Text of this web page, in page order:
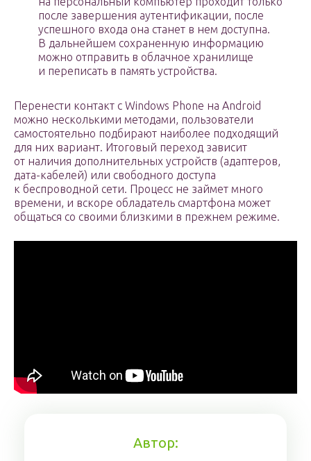
после завершения аутентификации, после
успешного входа она станет в нем доступна.
В дальнейшем сохраненную информацию
можно отправить в облачное хранилище
и переписать в память устройства.
Перенести контакт с Windows Phone на Android
можно несколькими методами, пользователи
самостоятельно подбирают наиболее подходящий
для них вариант. Итоговый переход зависит
от наличия дополнительных устройств (адаптеров,
дата-кабелей) или свободного доступа
к беспроводной сети. Процесс не займет много
времени, и вскоре обладатель смартфона может
общаться со своими близкими в прежнем режиме.
Автор: